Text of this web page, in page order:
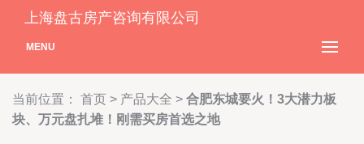
上海盘古房产咨询有限公司
MENU
当前位置： 首页 > 产品大全 > 合肥东城要火！3大潜力板
块、万元盘扎堆！刚需买房首选之地